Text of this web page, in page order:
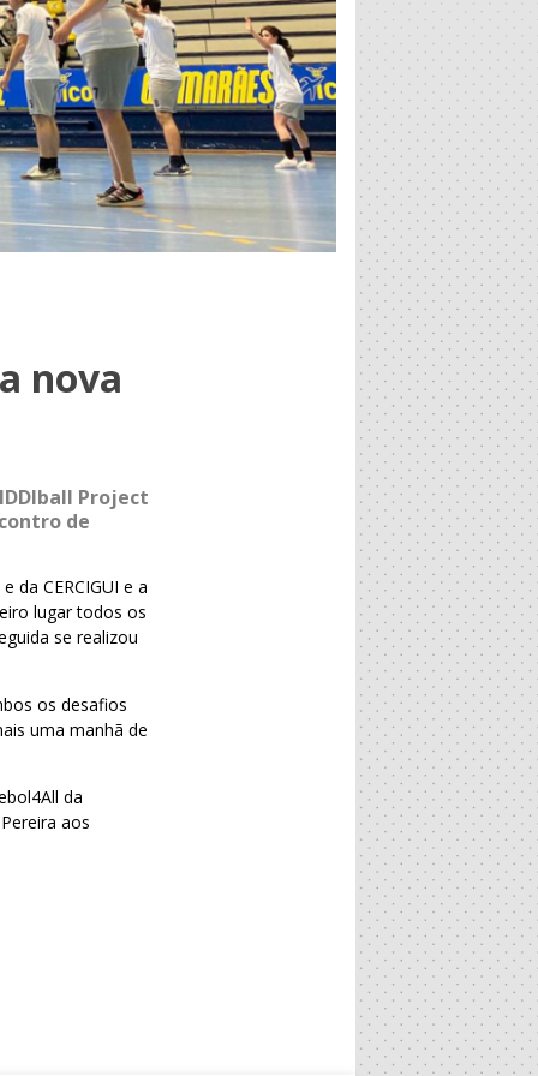
nova
Project
de
da CERCIGUI e a
lugar todos os
se realizou
os desafios
uma manhã de
da
aos